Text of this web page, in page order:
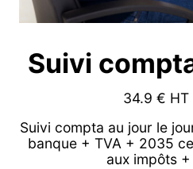
Suivi
34.9 € HT
Suivi compta au jour le
banque + TVA + 2035
aux impôts